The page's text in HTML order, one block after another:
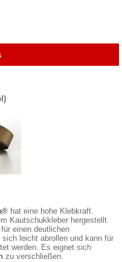
hat eine hohe Klebkraft.
Kautschukkleber hergestellt
einen deutlichen
leicht abrollen und kann für
werden. Es eignet sich
zu verschließen.